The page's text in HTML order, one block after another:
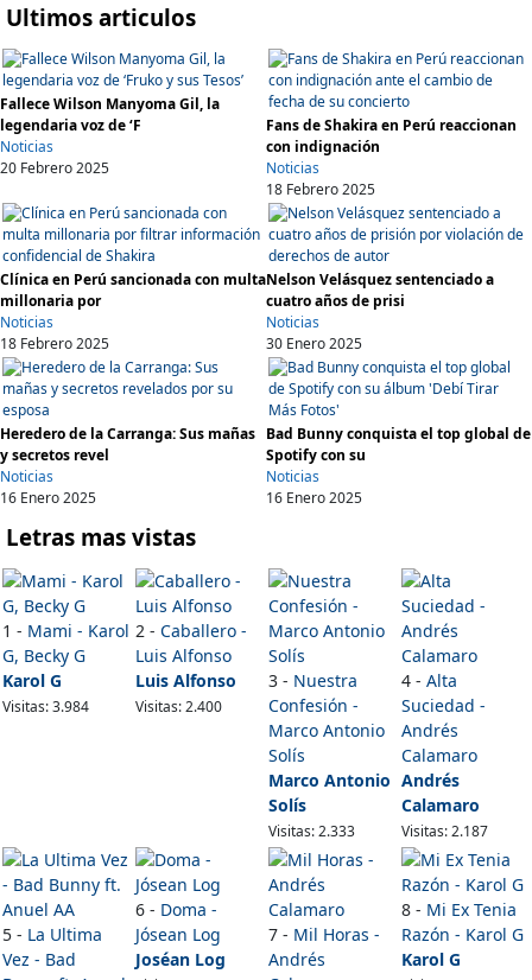
Ultimos articulos
Fallece Wilson Manyoma Gil, la
legendaria voz de ‘F
Noticias
20 Febrero 2025
Fans de Shakira en Perú reaccionan
con indignación
Noticias
18 Febrero 2025
Clínica en Perú sancionada con multa
millonaria por
Noticias
18 Febrero 2025
Nelson Velásquez sentenciado a
cuatro años de prisi
Noticias
30 Enero 2025
Heredero de la Carranga: Sus mañas
y secretos revel
Noticias
16 Enero 2025
Bad Bunny conquista el top global de
Spotify con su
Noticias
16 Enero 2025
Letras mas vistas
1 - Mami - Karol
G, Becky G
Karol G
Visitas: 3.984
2 -Caballero -
Luis Alfonso
Luis Alfonso
Visitas: 2.400
3 - Nuestra
Confesión -
Marco Antonio
Solís
Marco Antonio
Solís
Visitas: 2.333
4 -Alta
Suciedad -
Andrés
Calamaro
Andrés
Calamaro
Visitas: 2.187
5 - La Ultima
Vez - Bad
6 - Doma -
Jósean Log
Joséan Log
7 - Mil Horas -
Andrés
8 - Mi Ex Tenia
Razón - Karol G
Karol G